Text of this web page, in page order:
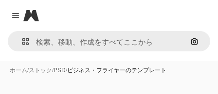
Close menu
Magnific
画像で
ホーム/ストック/PSD/ビジネス・フライヤーのテンプレート